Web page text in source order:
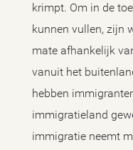
krimpt. Om in de
kunnen vullen, zijn
mate afhankelijk
vanuit het
hebben
immigratieland
immigratie neemt